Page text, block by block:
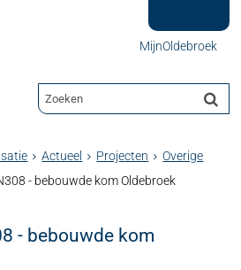
MijnOldebroek
Actueel Projecten
Overige
- bebouwde kom Oldebroek
- bebouwde kom